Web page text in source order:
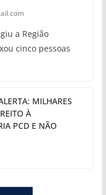
a Região
cinco pessoas
MILHARES
À
PCD E NÃO